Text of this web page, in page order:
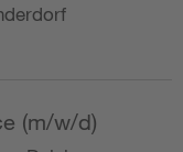
(m/w/d)